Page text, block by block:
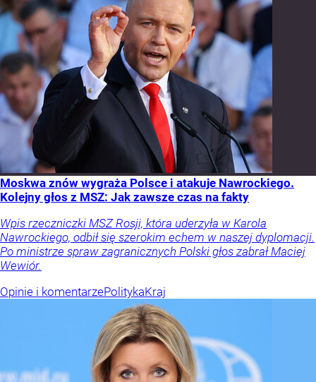
Moskwa znów wygraża Polsce i atakuje Nawrockiego.
Kolejny głos z MSZ: Jak zawsze czas na fakty
Wpis rzeczniczki MSZ Rosji, która uderzyła w Karola
Nawrockiego, odbił się szerokim echem w naszej dyplomacji.
Po ministrze spraw zagranicznych Polski głos zabrał Maciej
Wewiór.
Opinie i komentarzePolitykaKraj